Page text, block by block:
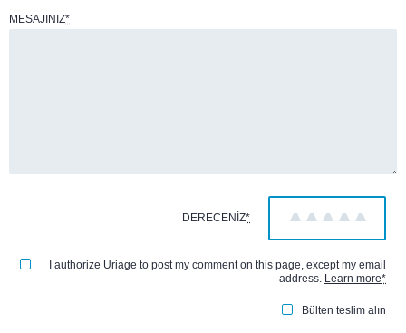
MESAJINIZ*
DERECENIZ* 5
4
3
2
1
I authorize Uriage to post my comment on this page, except my email
address. Learn more*
Bülten teslim alın